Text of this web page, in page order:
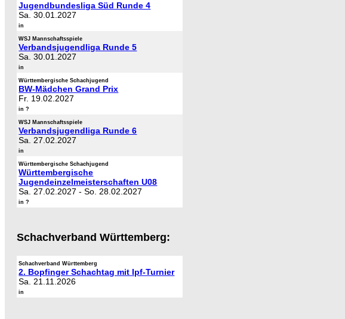
Jugendbundesliga Süd Runde 4
Sa. 30.01.2027
in
WSJ Mannschaftsspiele
Verbandsjugendliga Runde 5
Sa. 30.01.2027
in
Württembergische Schachjugend
BW-Mädchen Grand Prix
Fr. 19.02.2027
in ?
WSJ Mannschaftsspiele
Verbandsjugendliga Runde 6
Sa. 27.02.2027
in
Württembergische Schachjugend
Württembergische
Jugendeinzelmeisterschaften U08
Sa. 27.02.2027 -So. 28.02.2027
in ?
Schachverband Württemberg:
Schachverband Württemberg
2. Bopfinger Schachtag mit Ipf-Turnier
Sa. 21.11.2026
in